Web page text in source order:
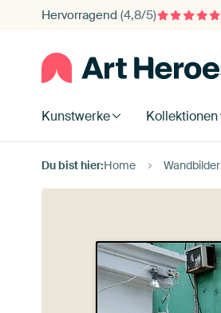
Hervorragend (4,8/5)
Kunstwerke Kollektionen
Du bist hier:Home Wandbilder